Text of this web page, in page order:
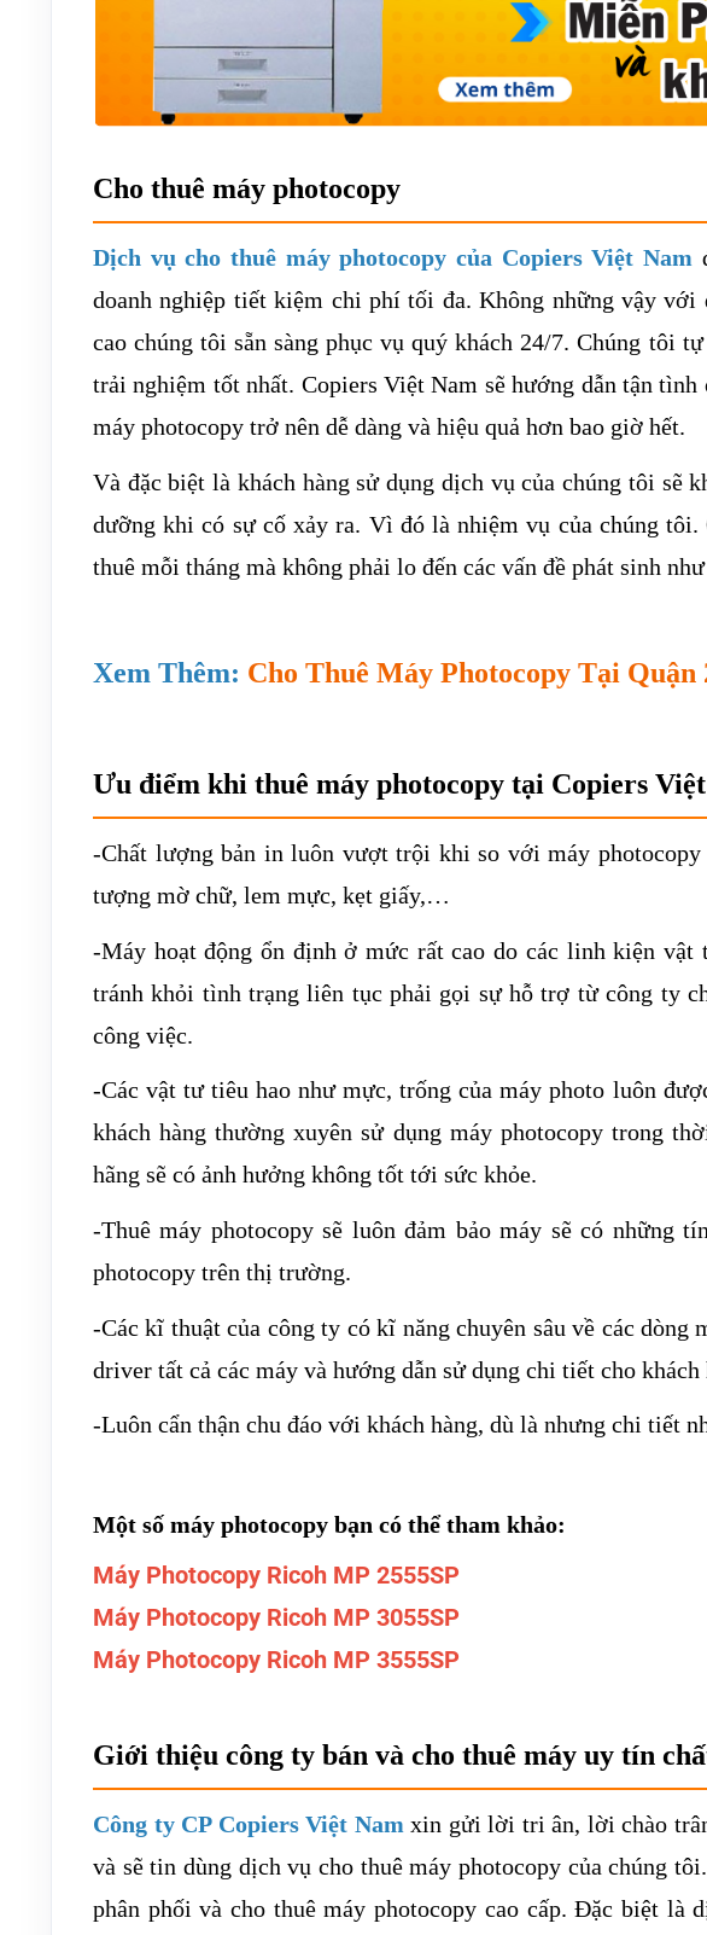
Cho thuê máy photocopy
Dịch vụ cho thuê máy photocopy của Copiers Việt Nam
doanh nghiệp tiết kiệm chi phí tối đa. Không những vậy
cao chúng tôi sẵn sàng phục vụ quý khách 24/7. Chúng tôi
trải nghiệm tốt nhất. Copiers Việt Nam sẽ hướng dẫn tận
máy photocopy trở nên dễ dàng và hiệu quả hơn bao giờ hết.
Và đặc biệt là khách hàng sử dụng dịch vụ của chúng tôi sẽ
dưỡng khi có sự cố xảy ra. Vì đó là nhiệm vụ của chúng
thuê mỗi tháng mà không phải lo đến các vấn đề phát sinh
Xem Thêm: Cho Thuê Máy Photocopy Tại Quận
Ưu điểm khi thuê máy photocopy tại Copiers
-Chất lượng bản in luôn vượt trội khi so với máy
tượng mờ chữ, lem mực, kẹt giấy,…
-Máy hoạt động ổn định ở mức rất cao do các linh kiện vật
tránh khỏi tình trạng liên tục phải gọi sự hỗ trợ từ công ty
công việc.
-Các vật tư tiêu hao như mực, trống của máy photo luôn
khách hàng thường xuyên sử dụng máy photocopy trong
hãng sẽ có ảnh hưởng không tốt tới sức khỏe.
-Thuê máy photocopy sẽ luôn đảm bảo máy sẽ có những
photocopy trên thị trường.
-Các kĩ thuật của công ty có kĩ năng chuyên sâu về các dòng
driver tất cả các máy và hướng dẫn sử dụng chi tiết cho khách
-Luôn cẩn thận chu đáo với khách hàng, dù là nhưng chi tiết
Một số máy photocopy bạn có thể tham khảo:
Máy Photocopy Ricoh MP 2555SP
Máy Photocopy Ricoh MP 3055SP
Máy Photocopy Ricoh MP 3555SP
Giới thiệu công ty bán và cho thuê máy uy tín
Công ty CP Copiers Việt Nam xin gửi lời tri ân, lời chào
và sẽ tin dùng dịch vụ cho thuê máy photocopy của chúng tôi.
phân phối và cho thuê máy photocopy cao cấp. Đặc biệt là